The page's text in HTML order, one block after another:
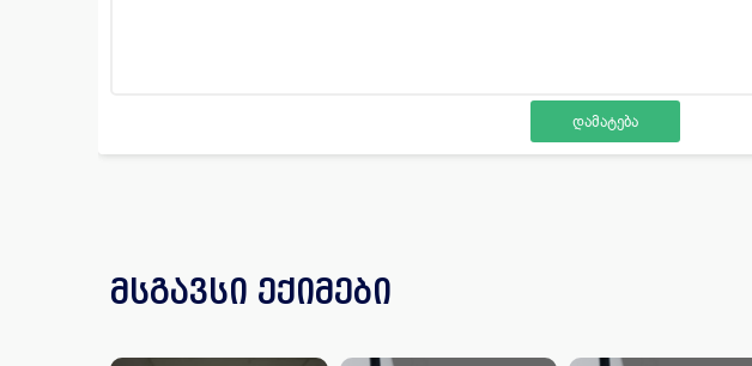
მსგავსი ექიმები